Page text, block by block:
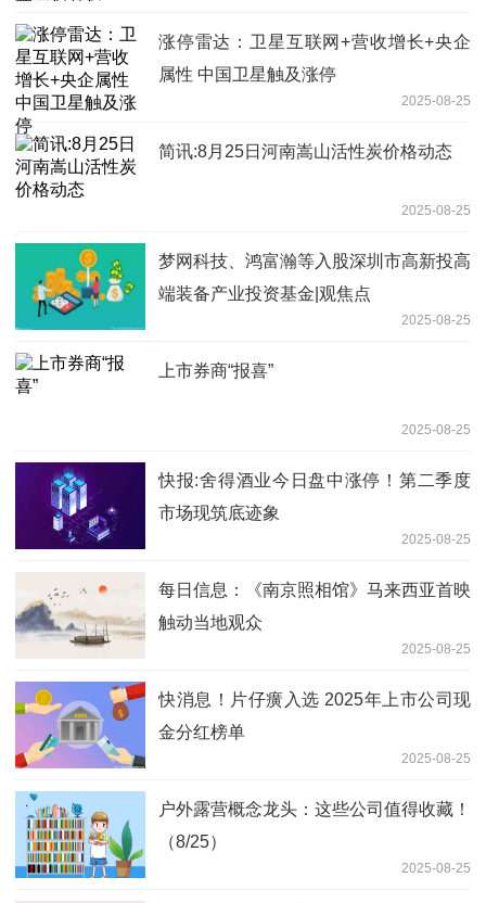
涨停雷达：卫星互联网+营收增长+央企
属性 中国卫星触及涨停
2025-08-25
简讯:8月25日河南嵩山活性炭价格动态
2025-08-25
梦网科技、鸿富瀚等入股深圳市高新投高
端装备产业投资基金|观焦点
2025-08-25
上市券商“报喜”
2025-08-25
快报:舍得酒业今日盘中涨停！第二季度
市场现筑底迹象
2025-08-25
每日信息：《南京照相馆》马来西亚首映
触动当地观众
2025-08-25
快消息！片仔癀入选 2025年上市公司现
金分红榜单
2025-08-25
户外露营概念龙头：这些公司值得收藏！
（8/25）
2025-08-25